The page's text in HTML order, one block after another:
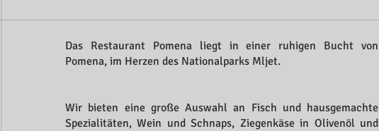
Das Restaurant Pomena liegt in einer ruhigen Bucht von
Pomena, im Herzen des Nationalparks Mljet.
​Wir bieten eine große Auswahl an Fisch und hausgemachte
Spezialitäten, Wein und Schnaps, Ziegenkäse in Olivenöl und